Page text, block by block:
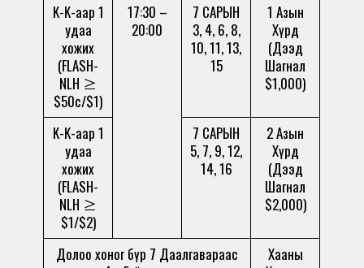
K-K-аар 1
удаа
хожих
(FLASH-
NLH ≥
$50c/$1)
17:30 –
20:00
7 САРЫН
3, 4, 6, 8,
10, 11, 13,
15
1 Азын
Хүрд
(Дээд
Шагнал
$1,000)
K-K-аар 1
удаа
хожих
(FLASH-
NLH ≥
$1/$2)
7 САРЫН
5, 7, 9, 12,
14, 16
2 Азын
Хүрд
(Дээд
Шагнал
$2,000)
Долоо хоног бүр 7 Даалгавараас
Хааны